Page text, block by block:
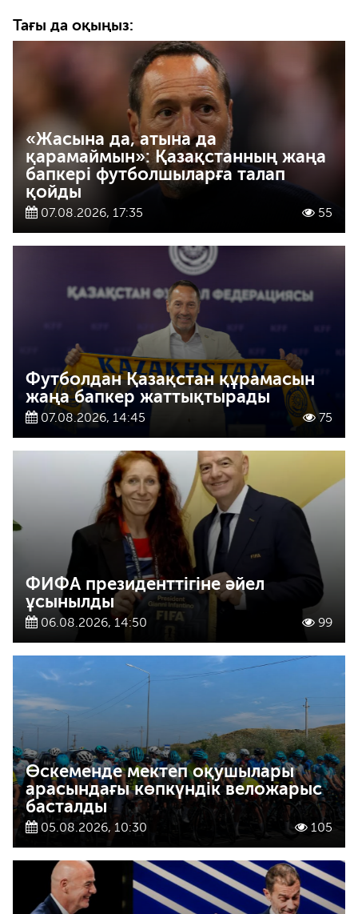
Тағы да оқыңыз:
«Жасына да, атына да
қарамаймын»: Қазақстанның жаңа
бапкері футболшыларға талап
қойды
07.08.2026, 17:35 55
Футболдан Қазақстан құрамасын
жаңа бапкер жаттықтырады
07.08.2026, 14:45 75
ФИФА президенттігіне әйел
ұсынылды
06.08.2026, 14:50 99
Өскеменде мектеп оқушылары
арасындағы көпкүндік веложарыс
басталды
05.08.2026, 10:30 105